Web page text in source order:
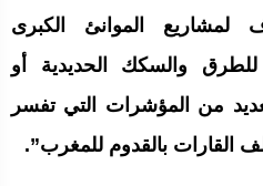
لمشاريع الموانئ الكبرى
للطرق والسكك الحديدية أو
من المؤشرات التي تفسر
القارات بالقدوم للمغرب”.